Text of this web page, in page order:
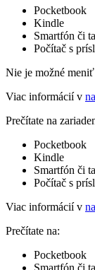
Pocketbook
Kindle
Smartfón či
Počítač s
Nie je možné
Viac informácií v
Prečítate na
Pocketbook
Kindle
Smartfón či
Počítač s
Viac informácií v
Prečítate na:
Pocketbook
Smartfón či